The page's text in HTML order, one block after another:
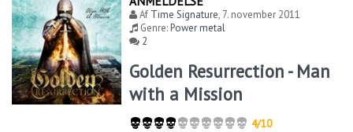
Af Time Signature, 7. november 2011
Genre:Power metal
2
Golden Resurrection - Man
with a Mission
4/10